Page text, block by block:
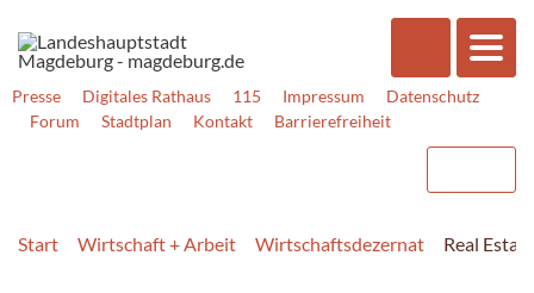
Presse Digitales Rathaus 115 Impressum
Datenschutz
Forum
Stadtplan Kontakt Barrierefreiheit
Start Wirtschaft + Arbeit Wirtschaftsdezernat Real